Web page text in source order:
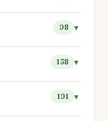
98
138
191